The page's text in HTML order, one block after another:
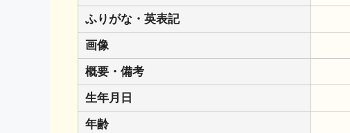
ふりがな・英表記
画像
概要・備考
生年月日
年齢